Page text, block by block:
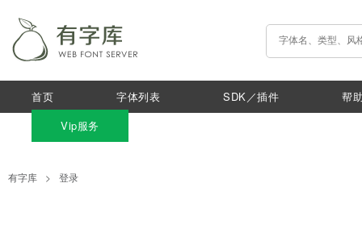
首页 字体列表 SDK／插件
帮
Vip服务
有字库 > 登录